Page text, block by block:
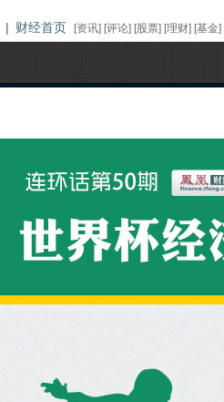
| 财经首页 [资讯] [评论] [股票] [理财] [基金]